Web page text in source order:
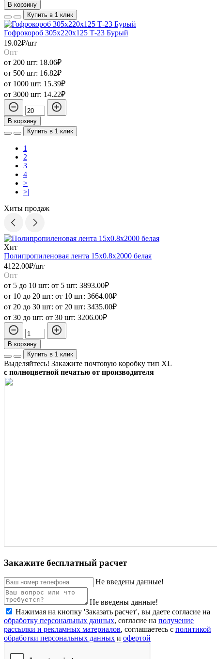
В корзину
Купить в 1 клик
Гофрокороб 305х220х125 Т-23 Бурый
19.02₽/шт
Опт
от 200 шт: 18.06₽
от 500 шт: 16.82₽
от 1000 шт: 15.39₽
от 3000 шт: 14.22₽
В корзину
Купить в 1 клик
1
2
3
4
>
>|
Хиты продаж
Хит
Полипропиленовая лента 15x0.8x2000 белая
4122.00₽/шт
Опт
от 5 до 10 шт: от 5 шт: 3893.00₽
от 10 до 20 шт: от 10 шт: 3664.00₽
от 20 до 30 шт: от 20 шт: 3435.00₽
от 30 до шт: от 30 шт: 3206.00₽
В корзину
Купить в 1 клик
Выделяйтесь! Закажите почтовую коробку тип XL
с полноцветной печатью от производителя
Закажите бесплатный расчет
Не введены данные!
Не введены данные!
Нажимая на кнопку 'Заказать расчет', вы даете согласие на
обработку персональных данных, согласие на получение
рассылки и рекламных материалов, соглашаетесь c политикой
обработки персональных данных и офертой